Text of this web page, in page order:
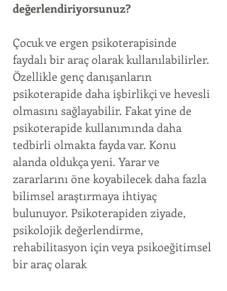
değerlendiriyorsunuz?
Çocuk ve ergen psikoterapisinde
faydalı bir araç olarak kullanılabilirler.
Özellikle genç danışanların
psikoterapide daha işbirlikçi ve hevesli
olmasını sağlayabilir. Fakat yine de
psikoterapide kullanımında daha
tedbirli olmakta fayda var. Konu
alanda oldukça yeni. Yarar ve
zararlarını öne koyabilecek daha fazla
bilimsel araştırmaya ihtiyaç
bulunuyor. Psikoterapiden ziyade,
psikolojik değerlendirme,
rehabilitasyon için veya psikoeğitimsel
bir araç olarak